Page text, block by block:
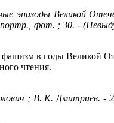
эпизоды Великой
фот. ; 30. -
в годы Великой
чтения.
; В. К. Дмитриев. -